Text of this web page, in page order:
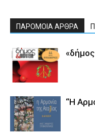
ΠΑΡΟΜΟΙΑ ΑΡΘΡΑ
“Η